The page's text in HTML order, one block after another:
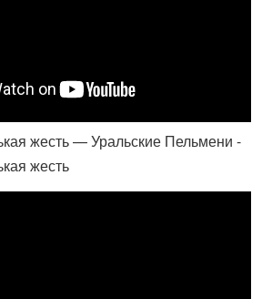
жесть — Уральские Пельмени -
жесть